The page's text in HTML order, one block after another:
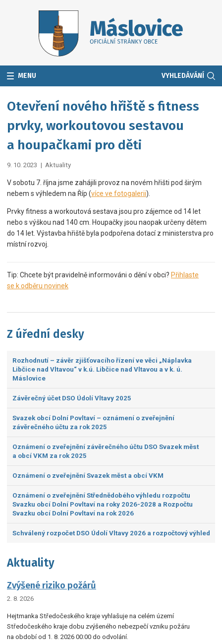
MENU VYHLEDÁVÁNÍ
Otevření nového hřiště s fitness
prvky, workoutovou sestavou
a houpačkami pro děti
9. 10. 2023 | Aktuality
V sobotu 7. října jsme zahájili provoz na novém hřišti pod širým
nebem s výhledem na Říp (více ve fotogalerii).
Prvky fitness a workoutová sestava jsou pro zájemce od 14 let
nebo s výškou nad 140 cm. Houpačky jsou naopak určeny dětem
do 14 let. Výstavba hřiště byla podpořena dotací z ministerstva pro
místní rozvoj.
Tip: Chcete být pravidelně informováni o dění v obci? Přihlaste
se k odběru novinek
Z úřední desky
Rozhodnutí – závěr zjišťovacího řízení ve věci „Náplavka
Libčice nad Vltavou“ v k.ú. Libčice nad Vltavou a v k. ú.
Máslovice
Závěrečný účet DSO Údolí Vltavy 2025
Svazek obcí Dolní Povltaví – oznámení o zveřejnění
závěrečného účtu za rok 2025
Oznámení o zveřejnění závěrečného účtu DSO Svazek měst
a obcí VKM za rok 2025
Oznámení o zveřejnění Svazek měst a obcí VKM
Oznámení o zveřejnění Střednědobého výhledu rozpočtu
Svazku obcí Dolní Povltaví na roky 2026-2028 a Rozpočtu
Svazku obcí Dolní Povltaví na rok 2026
Schválený rozpočet DSO Údolí Vltavy 2026 a rozpočtový výhled
Aktuality
Zvýšené riziko požárů
2. 8. 2026
Hejtmanka Středočeského kraje vyhlašuje na celém území
Středočeského kraje dobu zvýšeného nebezpečí vzniku požáru
na období od 1. 8. 2026 00:00 do odvolání.